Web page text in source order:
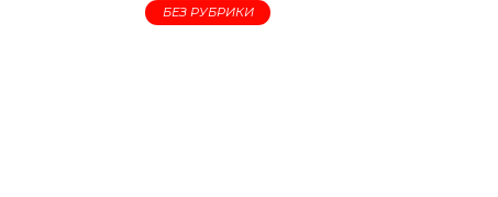
БЕЗ РУБРИКИ